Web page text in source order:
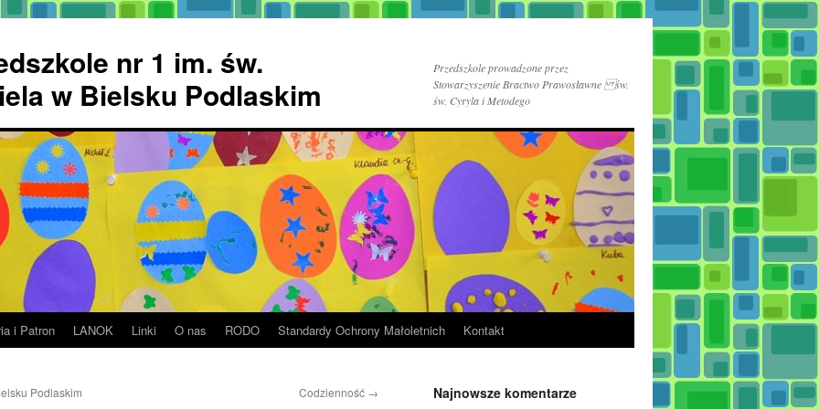
nr 1 im. św.
w Bielsku Podlaskim
Przedszkole prowadzone przez
Stowarzyszenie Bractwo Prawosławne św.
św. Cyryla i Metodego
i Patron LANOK Linki O nas RODO Standardy Ochrony Małoletnich Kontakt
Podlaskim Codzienność →
Najnowsze komentarze